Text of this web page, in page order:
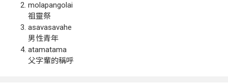
molapangolai
祖靈祭
asavasavahe
男性青年
atamatama
父字輩的稱呼